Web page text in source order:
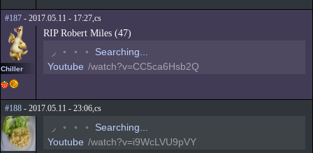
#187 - 2017.05.11 - 17:27,cs
Chiller
RIP Robert Miles (47)
◟ ◦ ◦ ◦
Searching...
Youtube /watch?v=CC5ca6Hsb2Q
#188 - 2017.05.11 - 23:06,cs
◟ ◦ ◦ ◦
Searching...
Youtube /watch?v=i9WcLVU9pVY